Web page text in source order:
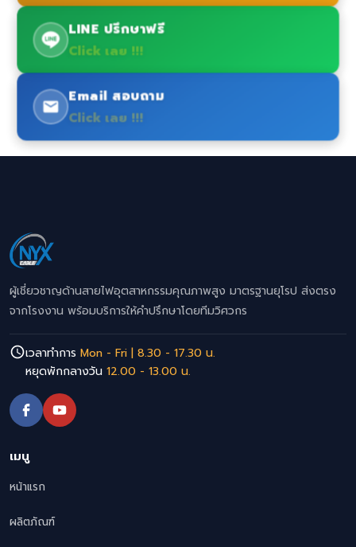
LINE ปรึกษาฟรี
Click เลย !!!
Email สอบถาม
Click เลย !!!
ผู้เชี่ยวชาญด้านสายไฟอุตสาหกรรมคุณภาพสูง มาตรฐานยุโรป ส่งตรง
จากโรงงาน พร้อมบริการให้คำปรึกษาโดยทีมวิศวกร
เวลาทำการ Mon - Fri | 8.30 - 17.30 น.
หยุดพักกลางวัน 12.00 - 13.00 น.
เมนู
หน้าแรก
ผลิตภัณฑ์